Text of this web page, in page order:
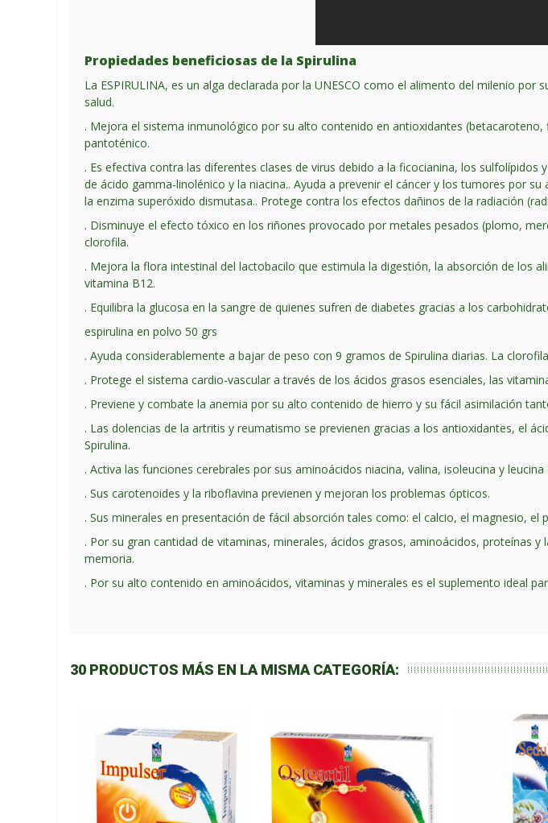
Propiedades beneficiosas de la Spirulina
La ESPIRULINA, es un alga declarada por la UNESCO como el alimento del milenio
salud.
. Mejora el sistema inmunológico por su alto contenido en antioxidantes
pantoténico.
. Es efectiva contra las diferentes clases de virus debido a la ficocianina, los
de ácido gamma-linolénico y la niacina.. Ayuda a prevenir el cáncer y los tumores por
la enzima superóxido dismutasa.. Protege contra los efectos dañinos de la radiación
. Disminuye el efecto tóxico en los riñones provocado por metales pesados (plomo,
clorofila.
. Mejora la flora intestinal del lactobacilo que estimula la digestión, la absorción de los
vitamina B12.
. Equilibra la glucosa en la sangre de quienes sufren de diabetes gracias a los
espirulina en polvo 50 grs
. Ayuda considerablemente a bajar de peso con 9 gramos de Spirulina diarias. La
. Protege el sistema cardio-vascular a través de los ácidos grasos esenciales, las
. Previene y combate la anemia por su alto contenido de hierro y su fácil asimilación
. Las dolencias de la artritis y reumatismo se previenen gracias a los antioxidantes, el
Spirulina.
. Activa las funciones cerebrales por sus aminoácidos niacina, valina, isoleucina y
. Sus carotenoides y la riboflavina previenen y mejoran los problemas ópticos.
. Sus minerales en presentación de fácil absorción tales como: el calcio, el magnesio,
. Por su gran cantidad de vitaminas, minerales, ácidos grasos, aminoácidos, proteínas
memoria.
. Por su alto contenido en aminoácidos, vitaminas y minerales es el suplemento ideal
30 PRODUCTOS MÁS EN LA MISMA CATEGORÍA: